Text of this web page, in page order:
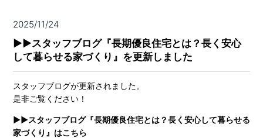
2025/11/24
▶▶スタッフブログ『長期優良住宅とは？長く安心
して暮らせる家づくり』を更新しました
スタッフブログが更新されました。
是非ご覧ください！
▶▶スタッフブログ『長期優良住宅とは？長く安心して暮らせる
家づくり』はこちら